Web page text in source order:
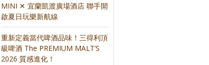
MINI ✕ 宜蘭凱渡廣場酒店 聯手開
啟夏日玩樂新航線
重新定義當代啤酒品味！三得利頂
級啤酒 The PREMIUM MALT’S
2026 質感進化！